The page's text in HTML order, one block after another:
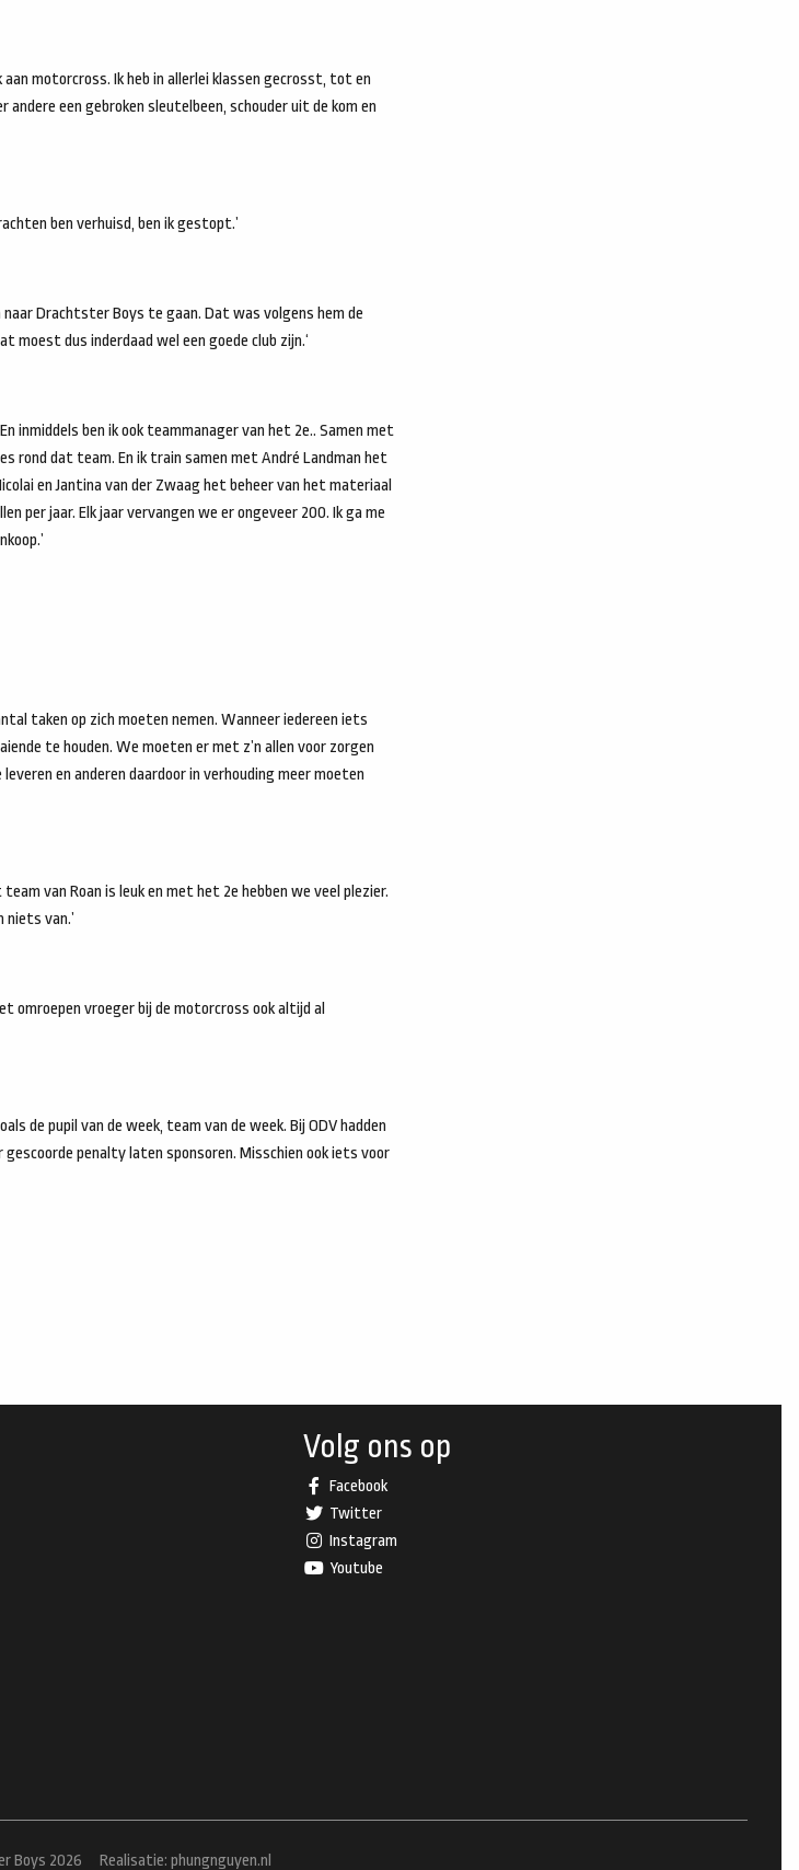
aan motorcross. Ik heb in allerlei klassen gecrosst, tot en
een gebroken sleutelbeen, schouder uit de kom en
ben verhuisd, ben ik gestopt.’
naar Drachtster Boys te gaan. Dat was volgens hem de
dus inderdaad wel een goede club zijn.‘
inmiddels ben ik ook teammanager van het 2e.. Samen met
rond dat team. En ik train samen met André Landman het
en Jantina van der Zwaag het beheer van het materiaal
per jaar. Elk jaar vervangen we er ongeveer 200. Ik ga me
taken op zich moeten nemen. Wanneer iedereen iets
te houden. We moeten er met z’n allen voor zorgen
en anderen daardoor in verhouding meer moeten
van Roan is leuk en met het 2e hebben we veel plezier.
van.’
omroepen vroeger bij de motorcross ook altijd al
de pupil van de week, team van de week. Bij ODV hadden
penalty laten sponsoren. Misschien ook iets voor
Volg ons op
Facebook
Twitter
Instagram
Youtube
Boys 2026 Realisatie: phungnguyen.nl